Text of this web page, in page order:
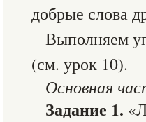
добрые слова
Выполняем
(см. урок 10).
Основная
Задание 1.